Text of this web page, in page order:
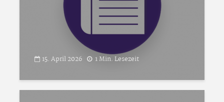
15. April 2026 1 Min. Lesezeit